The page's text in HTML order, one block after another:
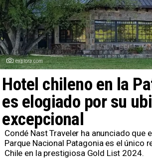
explora.com
Hotel chileno en la
es elogiado por su
excepcional
Condé Nast Traveler ha anunciado que
Parque Nacional Patagonia es el único
Chile en la prestigiosa Gold List 2024.